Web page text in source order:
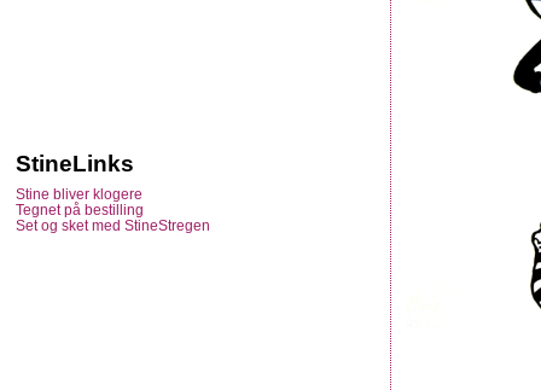
StineLinks
Stine bliver klogere
Tegnet på bestilling
Set og sket med StineStregen